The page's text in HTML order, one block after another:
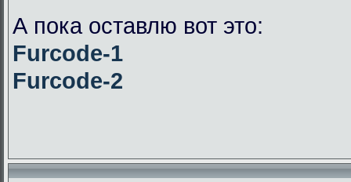
А пока оставлю вот это:
Furcode-1
Furcode-2